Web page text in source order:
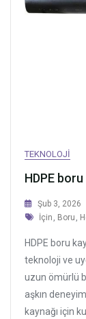
TEKNOLOJI
HDPE boru
Şub 3, 2026
Tags
İçin , Boru ,
HDPE boru
teknoloji ve
uzun ömürlü
aşkın
kaynağı için